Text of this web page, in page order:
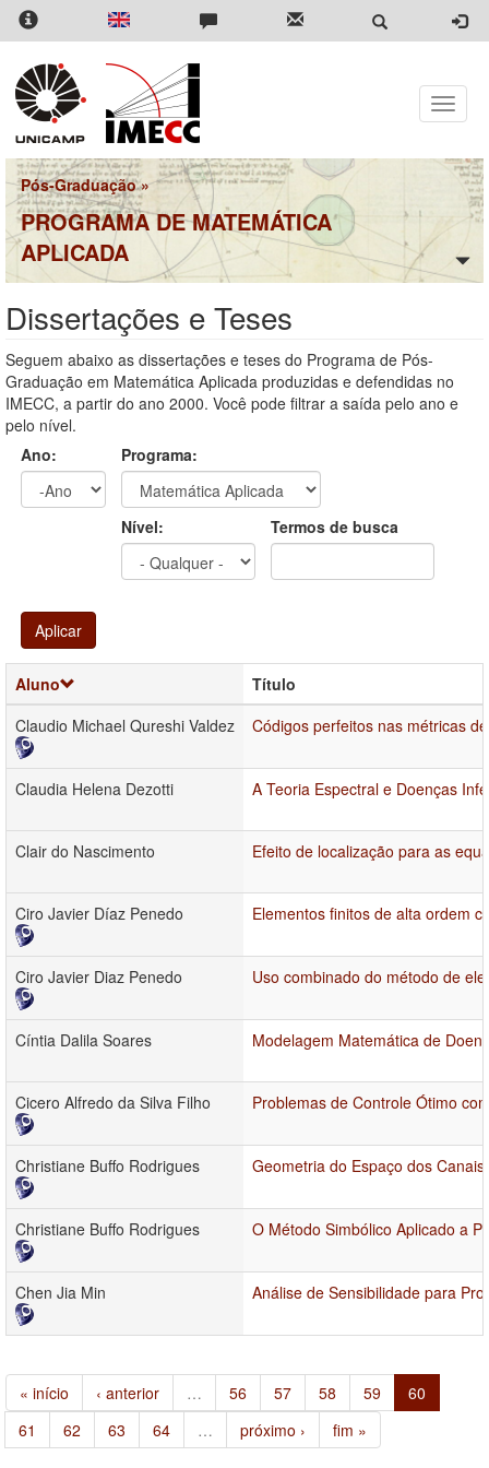
Pular
para
conteúdo
principal
Toggle
Pós-Graduação»
PROGRAMA DE MATEMÁTICA
APLICADA
Dissertações e Teses
Seguem abaixo as dissertações e teses do Programa de Pós-
Graduação em Matemática Aplicada produzidas e defendidas no
IMECC, a partir do ano 2000. Você pode filtrar a saída pelo ano e
pelo nível.
Ano:
Programa:
Nível: Termos de busca
Aplicar
Aluno
Título
Claudio Michael Qureshi Valdez
Códigos perfeitos nas métricas
Claudia Helena Dezotti A Teoria Espectral e Doenças
Clair do Nascimento Efeito de localização para as
Ciro Javier Díaz Penedo Elementos finitos de alta ordem
Ciro Javier Diaz Penedo Uso combinado do método de
Cíntia Dalila Soares Modelagem Matemática de
Cicero Alfredo da Silva Filho Problemas de Controle Ótimo
Christiane Buffo Rodrigues Geometria do Espaço dos
Christiane Buffo Rodrigues O Método Simbólico Aplicado a
Chen Jia Min Análise de Sensibilidade para
« início ‹ anterior … 56 57 58 59
60
61
62 63 64 … próximo › fim »